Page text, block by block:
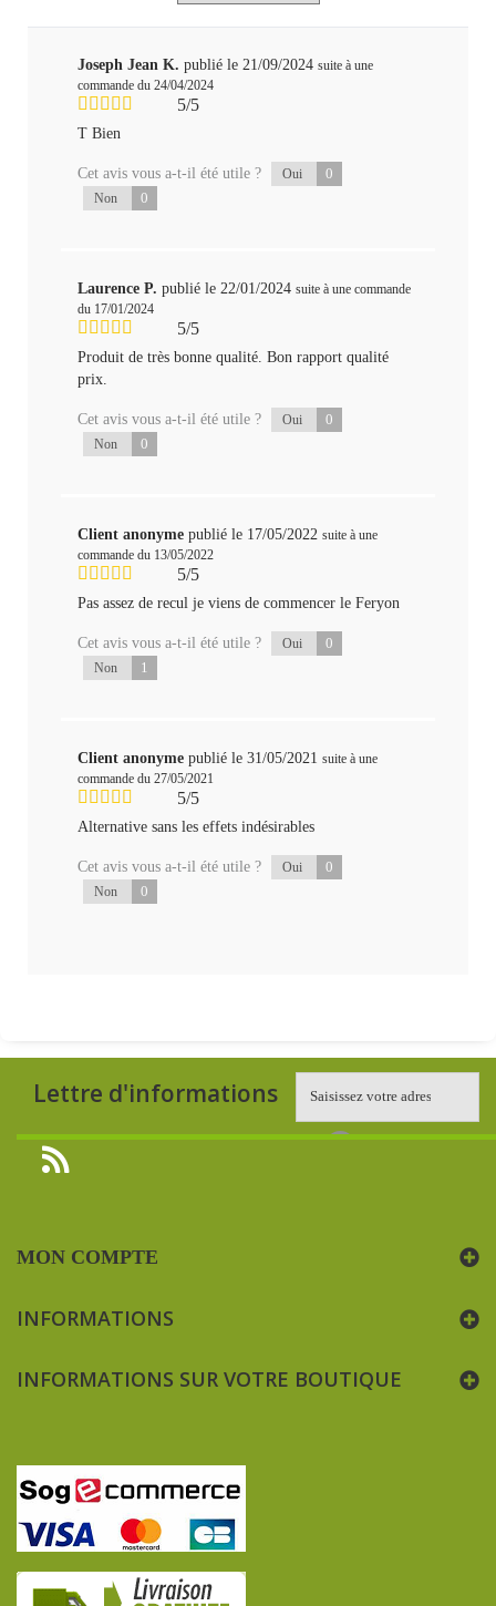
Joseph Jean K. publié le 21/09/2024 suite à une
commande du 24/04/2024
5/5
T Bien
Cet avis vous a-t-il été utile ? Oui 0
Non 0
Laurence P. publié le 22/01/2024 suite à une commande
du 17/01/2024
5/5
Produit de très bonne qualité. Bon rapport qualité
prix.
Cet avis vous a-t-il été utile ? Oui 0
Non 0
Client anonyme publié le 17/05/2022 suite à une
commande du 13/05/2022
5/5
Pas assez de recul je viens de commencer le Feryon
Cet avis vous a-t-il été utile ? Oui 0
Non 1
Client anonyme publié le 31/05/2021 suite à une
commande du 27/05/2021
5/5
Alternative sans les effets indésirables
Cet avis vous a-t-il été utile ? Oui 0
Non 0
Lettre d'informations
MON COMPTE
INFORMATIONS
INFORMATIONS SUR VOTRE BOUTIQUE